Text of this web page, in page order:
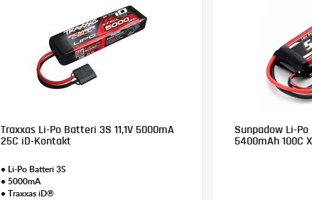
Traxxas Li-Po Batteri 3S 11,1V 5000mA
25C iD-Kontakt
• Li-Po Batteri 3S
• 5000mA
• Traxxas iD®
Sunpadow Li-Po
5400mAh 100C